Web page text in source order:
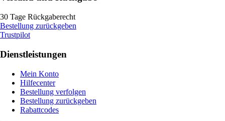
30 Tage Rückgaberecht
Bestellung zurückgeben
Trustpilot
Dienstleistungen
Mein Konto
Hilfecenter
Bestellung verfolgen
Bestellung zurückgeben
Rabattcodes